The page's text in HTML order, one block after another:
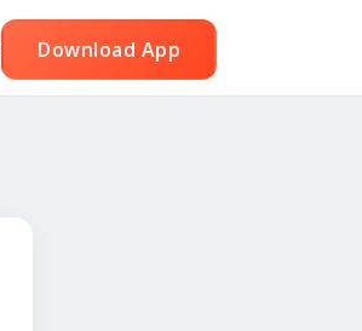
Download App